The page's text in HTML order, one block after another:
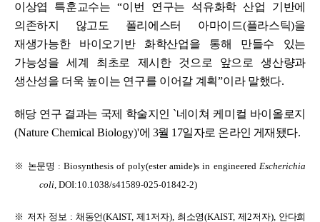
이상엽 특훈교수는“이번 연구는 석유화학 산업 기반에
의존하지 않고도 폴리에스터 아마이드(플라스틱)을
재생가능한 바이오기반 화학산업을 통해 만들수 있는
가능성을 세계 최초로 제시한 것으로 앞으로 생산량과
생산성을 더욱 높이는 연구를 이어갈 계획”이라 말했다.
해당 연구 결과는 국제 학술지인 `네이쳐 케미컬 바이올로지
(Nature Chemical Biology)'에 3월 17일자로 온라인 게재됐다.
※ 논문명 : Biosynthesis of poly(ester amide)s in engineered Escherichia
coli, DOI:10.1038/s41589-025-01842-2)
※ 저자 정보 : 채동언(KAIST,제 1저자), 최소영(KAIST,제2저자), 안다희